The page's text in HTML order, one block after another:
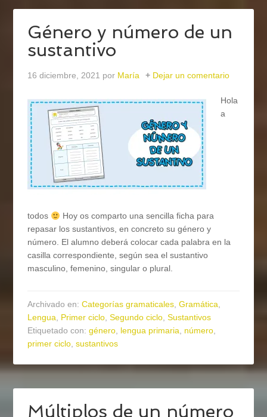
Género y número de un
sustantivo
16 diciembre, 2021 por María Dejar un comentario
Hola
a
todos
Hoy os comparto una sencilla ficha para
repasar los sustantivos, en concreto su género y
número. El alumno deberá colocar cada palabra en la
casilla correspondiente, según sea el sustantivo
masculino, femenino, singular o plural.
Archivado en:Categorías gramaticales,Gramática,
Lengua, Primer ciclo,Segundo ciclo,Sustantivos
Etiquetado con:género, lengua primaria, número,
primer ciclo,sustantivos
Múltiplos de un número